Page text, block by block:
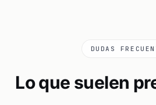
DUDAS
Lo que suelen